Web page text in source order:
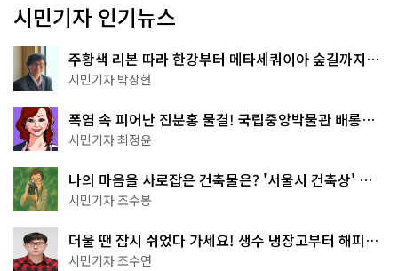
시민기자 인기뉴스
주황색 리본 따라 한강부터 메타세쿼이아 숲길까지…
서울둘레길 15코스
시민기자 박상현
폭염 속 피어난 진분홍 물결! 국립중앙박물관 배롱나
무 명소
시민기자 최정윤
나의 마음을 사로잡은 건축물은? '서울시 건축상' 수
상작 공개!
시민기자 조수봉
더울 땐 잠시 쉬었다 가세요! 생수 냉장고부터 해피소
·무더위쉼터까지
시민기자 조수연